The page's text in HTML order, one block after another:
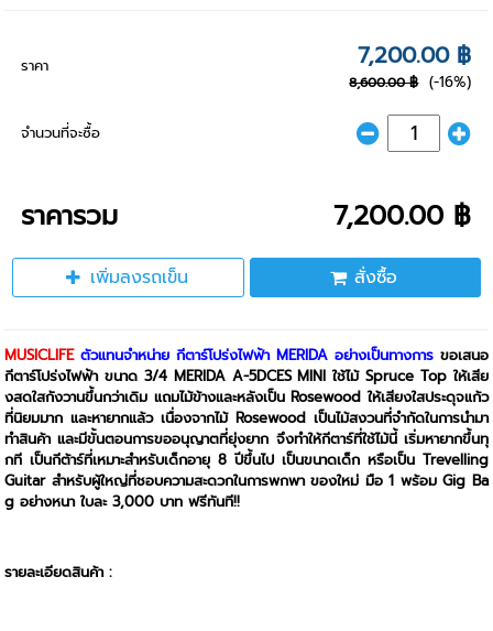
ราคา 7,200.00 ฿
8,600.00 ฿ (-16%)
จำนวนที่จะซื้อ
ราคารวม 7,200.00 ฿
เพิ่มลงรถเข็น สั่งซื้อ
MUSICLIFEตัวแทนจำหน่าย กีตาร์โปร่งไฟฟ้า MERIDA อย่างเป็นทางการขอเสนอ
กีตาร์โปร่งไฟฟ้า ขนาด 3/4 MERIDA A-5DCES MINI ใช้ไม้ Spruce Top ให้เสีย
งสดใสกังวานขึ้นกว่าเดิม แถมไม้ข้างและหลังเป็น Rosewood ให้เสียงใสประดุจแก้ว
ที่นิยมมาก และหายากแล้ว เนื่องจากไม้ Rosewood เป็นไม้สงวนที่จำกัดในการนำมา
ทำสินค้า และมีขั้นตอนการขออนุญาตที่ยุ่งยาก จึงทำให้กีตาร์ที่ใช้ไม้นี้ เริ่มหายากขึ้นทุ
กที เป็นกีต้าร์ที่เหมาะสำหรับเด็กอายุ 8 ปีขึ้นไป เป็นขนาดเด็ก หรือเป็น Trevelling
Guitar สำหรับผู้ใหญ่ที่ชอบความสะดวกในการพกพา ของใหม่ มือ 1 พร้อม Gig Ba
g อย่างหนา ใบละ 3,000 บาท ฟรีทันที!!
รายละเอียดสินค้า :